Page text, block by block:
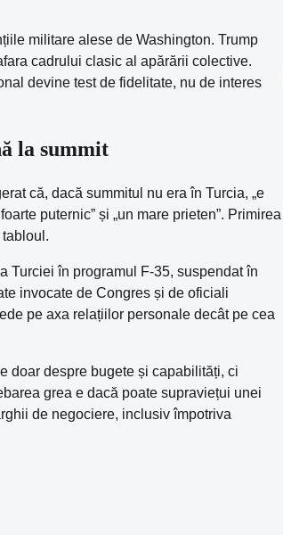
militare alese de Washington. Trump
cadrului clasic al apărării colective.
devine test de fidelitate, nu de interes
la summit
că, dacă summitul nu era în Turcia, „e
puternic” și „un mare prieten”. Primirea
Turciei în programul F-35, suspendat în
invocate de Congres și de oficiali
pe axa relațiilor personale decât pe cea
doar despre bugete și capabilități, ci
grea e dacă poate supraviețui unei
de negociere, inclusiv împotriva